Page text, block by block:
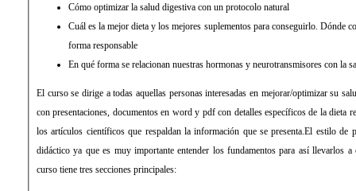
Cómo optimizar la salud digestiva con un protocolo natural
Cuál es la mejor dieta y los mejores suplementos para conseguirlo. Dónde
forma responsable
En qué forma se relacionan nuestras hormonas y neurotransmisores con la
El curso se dirige a todas aquellas personas interesadas en mejorar/optimizar su
con presentaciones, documentos en word y pdf con detalles específicos de la dieta
los artículos científicos que respaldan la información que se presenta.El estilo de
didáctico ya que es muy importante entender los fundamentos para así llevarlos
curso tiene tres secciones principales: